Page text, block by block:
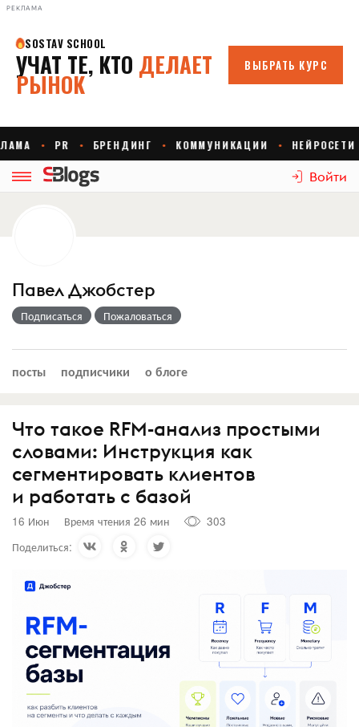
РЕКЛАМА
Войти
Павел Джобстер
Подписаться Пожаловаться
посты подписчики о блоге
Что такое RFM-анализ простыми
словами: Инструкция как
сегментировать клиентов
и работать с базой
16 Июн Время чтения 26 мин
303
Поделиться: